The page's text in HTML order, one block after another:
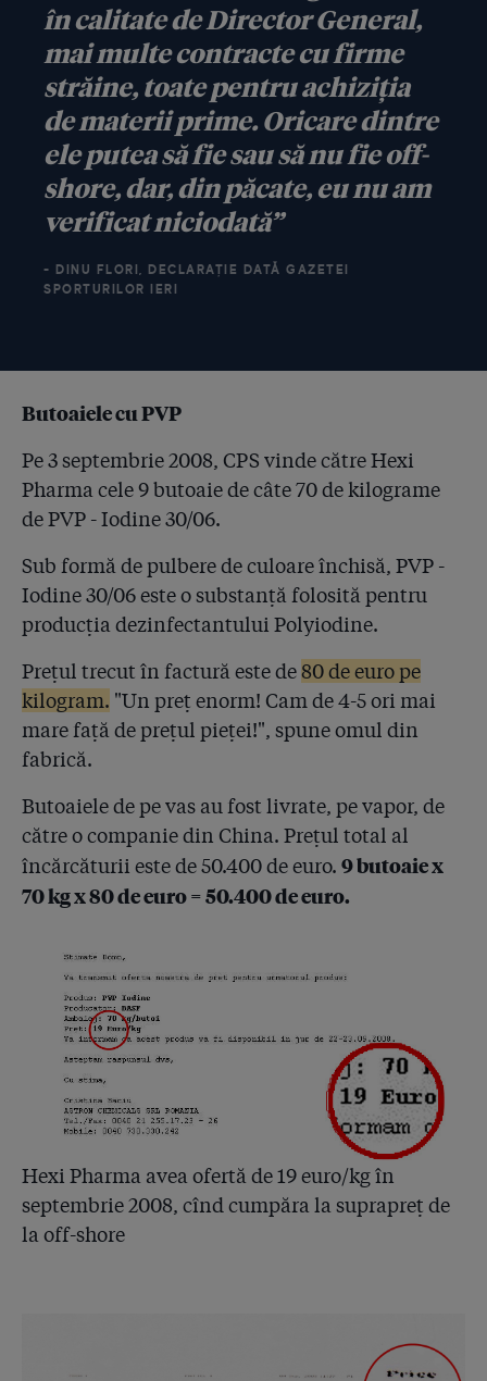
4.41
23 august, ziua în care procurorul general Augustin
Lazăr a întors armele de la fapte la Science Fiction
4.42
Angajații Hexi Pharma și toți directorii au recunoscut
diluarea dezinfectanților în fața procurorilor!
4.43
Documentele care arată că Hexi falsifica de 10 ori în
toți anii
Un expert al Comisiei Europene a venit în România
după cazul Hexi Pharma: “Un dezinfectant diluat de 10
4.45
Mărturie de chirurg: ”Prin analizele din Cehia, statul
pacienții, folosind dezinfectanții ineficienți Hexi în
4.46
Bogdan Gangură, directorul spitalelor lui Oprescu,
este cel care a angajat firma Conteam SRL, autoarea
rigipsului peste bacterii la Spitalul de Arși
4.47
Inspecția sanitară revine la situația care a făcut
posibilă frauda Hexi Pharma! Se pregătesc șefi noi în
40 de județe
4.48
Statul se teme că va fi dat în judecată de pacienți!
Rechizitoriul Parchetului General: ”39 din 41 de
biocide Hexi Pharma au fost ineficiente”!
4.49
Urmarea presiunii publicului și a presei pe Sănătate:
cu 80% în anul de după Colectiv!
4.50
132 de spitale publice și private se declară înșelate în
eroare, dar adevărul e că spitalul său Agripa Ionescu
nu a dat în judecată Hexi Pharma!
Colectiv: ce s-a schimbat când spunem că nu s-a
schimbat nimic
Mâine începe procesul: 132 de spitale contra Hexi
Pharma
4.54
Lovitură după ce dosarul Hexi a devenit public: 5
laboratoare demonstrează că dezinfectanții erau
falsificați și ineficienți. Au picat chiar și testele de la
laboratorul lui Condrea!
dezinfectantul ar fi trebuit s-o omoare în spitale!
în calitate de Director General,
mai multe contracte cu firme
străine, toate pentru achiziția
de materii prime. Oricare dintre
ele putea să fie sau să nu fie off-
shore, dar, din păcate, eu nu am
verificat niciodată”
- DINU FLORI, DECLARAȚIE DATĂ GAZETEI
SPORTURILOR IERI
Butoaiele cu PVP
Pe 3 septembrie 2008, CPS vinde către Hexi
Pharma cele 9 butoaie de câte 70 de kilograme
de PVP - Iodine 30/06.
Sub formă de pulbere de culoare închisă, PVP -
Iodine 30/06 este o substanță folosită pentru
producția dezinfectantului Polyiodine.
Prețul trecut în factură este de80 de euro pe
kilogram. "Un preț enorm! Cam de 4-5 ori mai
mare față de prețul pieței!", spune omul din
fabrică.
Butoaiele de pe vas au fost livrate, pe vapor, de
către o companie din China. Prețul total al
încărcăturii este de 50.400 de euro. 9 butoaie x
70 kg x 80 de euro = 50.400 de euro.
Hexi Pharma avea ofertă de 19 euro/kg în
septembrie 2008, cînd cumpăra la suprapreț de
la off-shore